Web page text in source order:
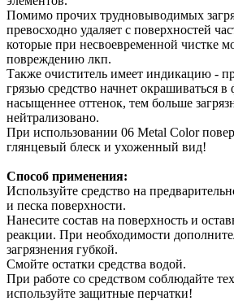
Помимо прочих трудновыводимых
превосходно удаляет с поверхностей
которые при несвоевременной чистке
повреждению лкп.
Также очиститель имеет индикацию -
грязью средство начнет окрашиваться
насыщеннее оттенок, тем больше
нейтрализовано.
При использовании 06 Metal Color
глянцевый блеск и ухоженный вид!
Способ применения:
Используйте средство на
и песка поверхности.
Нанесите состав на поверхность и
реакции. При необходимости
загрязнения губкой.
Смойте остатки средства водой.
При работе со средством соблюдайте
используйте защитные перчатки!